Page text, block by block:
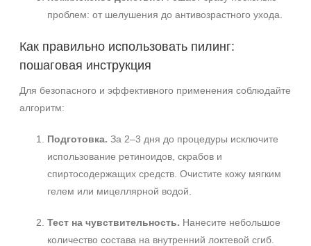
проблем: от шелушения до антивозрастного ухода.
Как правильно использовать пилинг:
пошаговая инструкция
Для безопасного и эффективного применения соблюдайте
алгоритм:
Подготовка. За 2–3 дня до процедуры исключите
использование ретиноидов, скрабов и
спиртосодержащих средств. Очистите кожу мягким
гелем или мицеллярной водой.
Тест на чувствительность. Нанесите небольшое
количество состава на внутренний локтевой сгиб.